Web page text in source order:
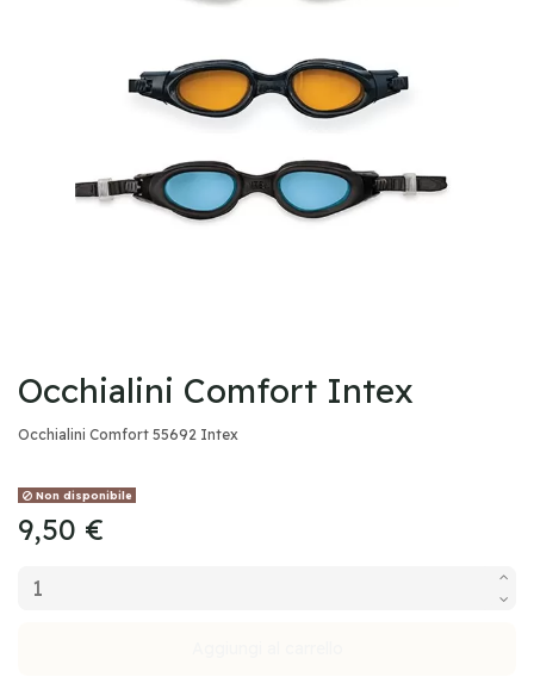
Occhialini Comfort Intex
Occhialini Comfort 55692 Intex
Non disponibile
9,50 €